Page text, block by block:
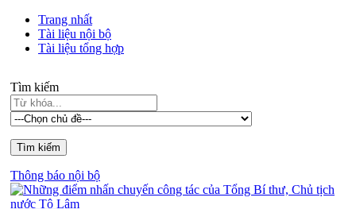
Trang nhất
Tài liệu nội bộ
Tài liệu tổng hợp
Tìm kiếm
Thông báo nội bộ